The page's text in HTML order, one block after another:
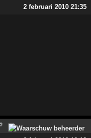
2 februari 2010 21:35